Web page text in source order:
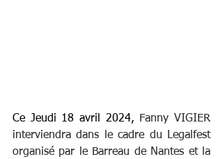
Ce Jeudi 18 avril 2024,
Fanny VIGIER
interviendra dans le cadre du Legalfest
organisé par le Barreau de Nantes et la